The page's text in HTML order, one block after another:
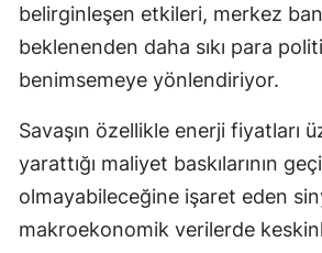
belirginleşen etkileri, merkez
beklenenden daha sıkı para
benimsemeye yönlendiriyor.
Savaşın özellikle enerji fiyatları
yarattığı maliyet baskılarının
olmayabileceğine işaret eden
makroekonomik verilerde